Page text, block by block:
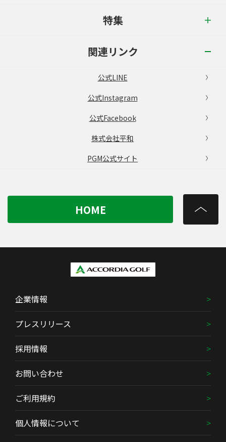
特集
関連リンク
公式LINE
公式Instagram
公式Facebook
株式会社平和
PGM公式サイト
HOME
企業情報
プレスリリース
採用情報
お問い合わせ
ご利用規約
個人情報について